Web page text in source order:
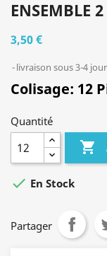
ENSEMBLE
3,50 €
livraison sous 3-4
Colisage: 12
Quantité

 En Stock
Partager